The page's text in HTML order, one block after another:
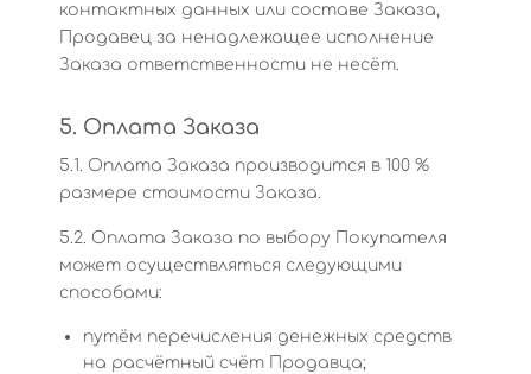
контактных данных или составе Заказа,
Продавец за ненадлежащее исполнение
Заказа ответственности не несёт.
5. Оплата Заказа
5.1. Оплата Заказа производится в 100 %
размере стоимости Заказа.
5.2. Оплата Заказа по выбору Покупателя
может осуществляться следующими
способами:
путём перечисления денежных средств
на расчётный счёт Продавца;